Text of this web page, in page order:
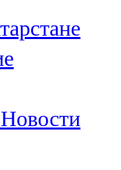
Новости